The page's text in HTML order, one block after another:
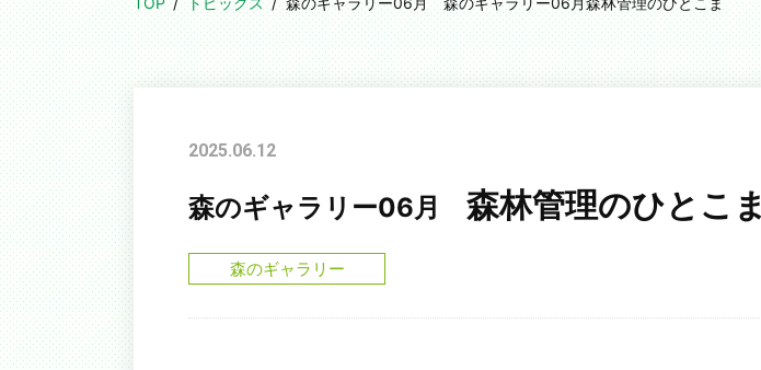
2025.06.12
森のギャラリー06月 森林管理のひとこま
森のギャラリー